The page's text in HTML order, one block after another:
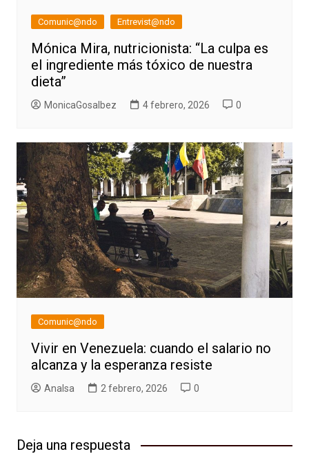
Comunic@ndo Entrevist@ndo
Mónica Mira, nutricionista: “La culpa es
el ingrediente más tóxico de nuestra
dieta”
MonicaGosalbez 4 febrero, 2026 0
Comunic@ndo
Vivir en Venezuela: cuando el salario no
alcanza y la esperanza resiste
AnaIsa 2 febrero, 2026 0
Deja una respuesta